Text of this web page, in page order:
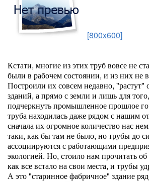
[800x600]
Кстати, многие из этих труб вовсе не
были в рабочем состоянии, и из них не
Построили их совсем недавно,
зданий, а прямо с земли и лишь для
подчеркнуть промышленное прошлое
труба находилась даже рядом с нашим
сначала их огромное количество нас
таки, как бы там не было, но трубы до
ассоциируются с работающими
экологией. Но, стоило нам прочитать
как все встало на свои места, и трубы
А это "старинное фабричное" здание